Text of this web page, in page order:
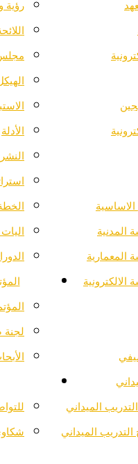
المدنية
المعمارية
الميداني
التدريب الميداني
رؤية
مجلس
الأدلة
لجنة